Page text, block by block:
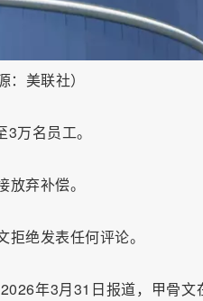
美联社）
万名员工。
弃补偿。
绝发表任何评论。
年3月31日报道，甲骨文